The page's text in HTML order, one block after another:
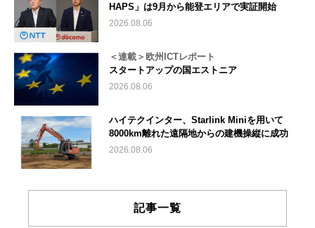
HAPS」は9月から能登エリアで実証開始
2026.08.06
＜連載＞欧州ICTレポート
スタートアップの国エストニア
2026.08.06
ハイテクインター、Starlink Miniを用いて
8000km離れた遠隔地からの建機操縦に成功
2026.08.06
記事一覧